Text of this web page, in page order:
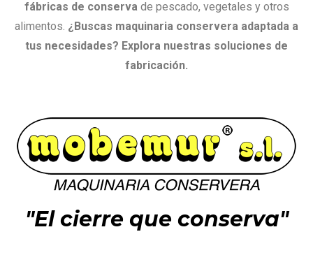
fábricas de conservade pescado, vegetales y otros
alimentos. ¿Buscas maquinaria conservera adaptada a
tus necesidades? Explora nuestras soluciones de
fabricación.
"El cierre que conserva"